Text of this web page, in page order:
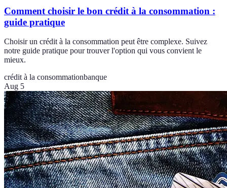
Comment choisir le bon crédit à la consommation :
guide pratique
Choisir un crédit à la consommation peut être complexe. Suivez
notre guide pratique pour trouver l'option qui vous convient le
mieux.
crédit à la consommationbanque
Aug 5